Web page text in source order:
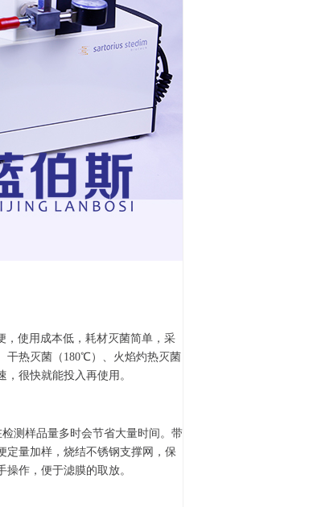
，使用成本低，耗材灭菌简单，采
干热灭菌（180℃）、火焰灼热灭菌
很快就能投入再使用。
测样品量多时会节省大量时间。带
定量加样，烧结不锈钢支撑网，保
作，便于滤膜的取放。